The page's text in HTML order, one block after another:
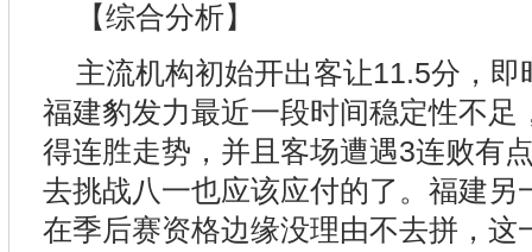
【综合分析】
主流机构初始开出客让11.5分，
福建豹发力最近一段时间稳定性不足
得连胜走势，并且客场遭遇3连败有
去挑战八一也应该应付的了。福建另
在季后赛资格边缘没理由不去拼，这